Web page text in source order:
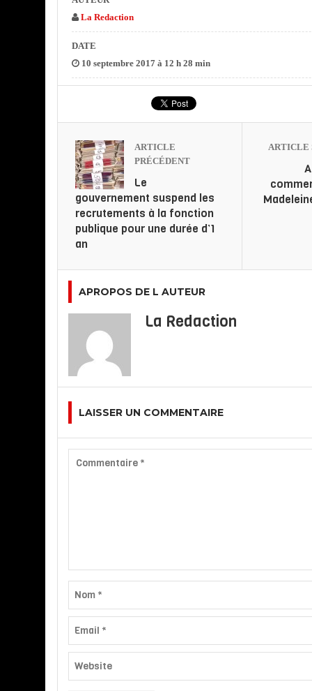
La Redaction
DATE
10 septembre 2017 à 12 h 28 min
ARTICLE
PRÉCÉDENT
Le
gouvernement suspend les
recrutements à la fonction
publique pour une durée d’1
an
ARTICLE
APROPOS DE L AUTEUR
La Redaction
LAISSER UN COMMENTAIRE